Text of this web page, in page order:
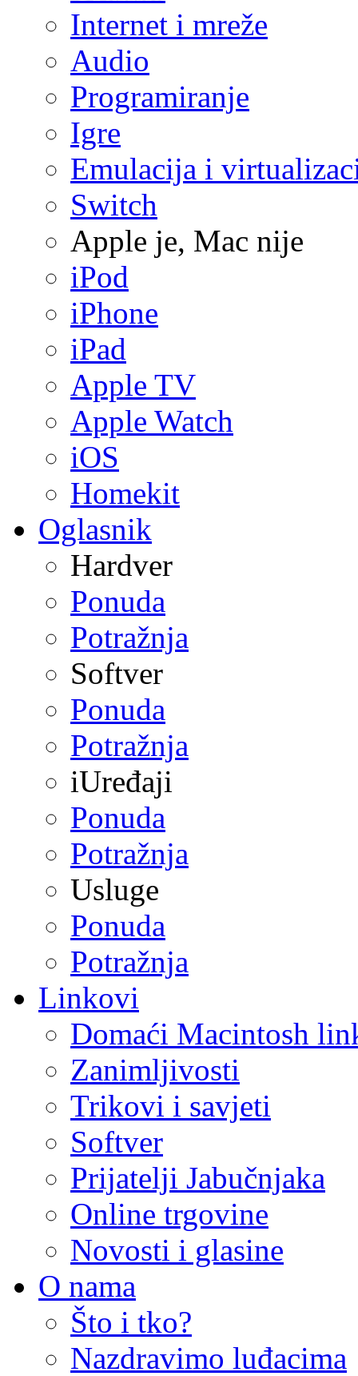
Internet i mreže
Audio
Programiranje
Igre
Emulacija i
Switch
Apple je, Mac nije
iPod
iPhone
iPad
Apple TV
Apple Watch
iOS
Homekit
Oglasnik
Hardver
Ponuda
Potražnja
Softver
Ponuda
Potražnja
iUređaji
Ponuda
Potražnja
Usluge
Ponuda
Potražnja
Linkovi
Domaći Macintosh
Zanimljivosti
Trikovi i savjeti
Softver
Prijatelji Jabučnjaka
Online trgovine
Novosti i glasine
O nama
Što i tko?
Nazdravimo luđacima